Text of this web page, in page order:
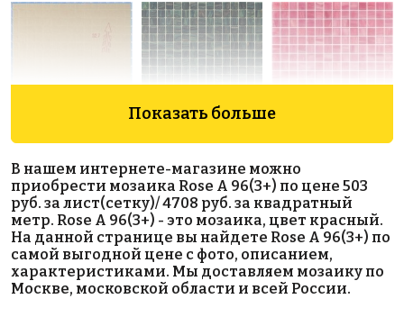
1348 руб./м²
Rose A 18(2)
327x327
4840 руб./м²
Rose GA 66(1)
327x327
11783 руб./м²
Rose CG 88(3)
327x327
Показать больше
В нашем интернете-магазине можно
приобрести мозаика Rose A 96(3+) по цене 503
руб. за лист(сетку)/ 4708 руб. за квадратный
метр. Rose A 96(3+) - это мозаика, цвет красный.
На данной странице вы найдете Rose A 96(3+) по
самой выгодной цене с фото, описанием,
характеристиками. Мы доставляем мозаику по
Москве, московской области и всей России.